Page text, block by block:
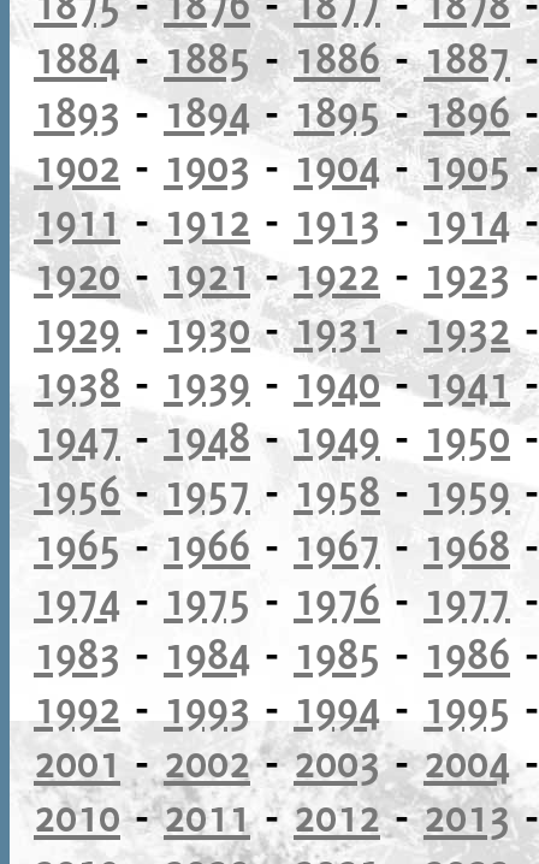
1884 -1885-1886-1887
1893 -1894-1895-1896
1902 - 1903 - 1904-1905
1911- 1912 - 1913 - 1914
1920- 1921-1922 - 1923
1929 - 1930-1931-1932
1938 - 1939 - 1940-1941
1947 -1948 - 1949 - 1950
1956- 1957 - 1958 - 1959
1965 - 1966 - 1967 - 1968
1974 - 1975 - 1976 - 1977
1983 - 1984 - 1985 - 1986
1992 - 1993 - 1994 - 1995
2001 - 2002-2003-2004
2010-2011- 2012-2013